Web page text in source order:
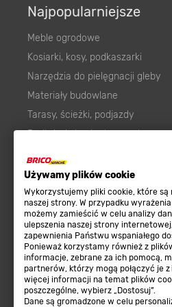
Używamy plików cookie
Wykorzystujemy pliki cookie, które
naszej strony. W przypadku
możemy zamieścić w celu analizy
ulepszenia naszej strony
zapewnienia Państwu wspaniałego
Ponieważ korzystamy również z
informacje, zebrane za ich pomocą,
partnerów, którzy mogą połączyć je
więcej informacji na temat plików
poszczególne, wybierz „Dostosuj”.
Dane są gromadzone w celu
Najpopularniejsze
Meble ogrodowe
Kosiarki, kosy, podkaszarki
Narzędzia do pielęgnacji gleby
Materiały budowlane
Tarasy, ścieżki, podjazdy
Podłoża i ziemie do ogrodu
Ogród
Farby wewnętrzne białe
Elektryka
Panele
Elektronarzędzia
Płytki
Panele podłogowe